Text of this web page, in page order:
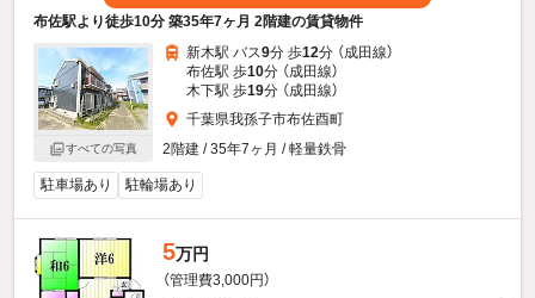
布佐駅より徒歩10分 築35年7ヶ月 2階建の賃貸物件
すべての写真
新木駅 バス9分 歩12分 （成田線）
布佐駅 歩10分 （成田線）
木下駅 歩19分 （成田線）
千葉県我孫子市布佐酉町
2階建 / 35年7ヶ月 / 軽量鉄骨
駐車場あり 駐輪場あり
5万円
（管理費3,000円）